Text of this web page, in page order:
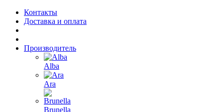
Контакты
Доставка и оплата
Производитель
Alba
Ara
Brunella